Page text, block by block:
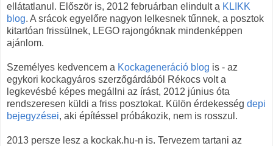
ellátatlanul. Először is, 2012 februárban elindult a KLIKK
blog. A srácok egyelőre nagyon lelkesnek tűnnek, a posztok
kitartóan frissülnek, LEGO rajongóknak mindenképpen
ajánlom.
Személyes kedvencem a Kockageneráció blog is - az
egykori kockagyáros szerzőgárdából Rékocs volt a
legkevésbé képes megállni az írást, 2012 június óta
rendszeresen küldi a friss posztokat. Külön érdekesség depi
bejegyzései, aki építéssel próbákozik, nem is rosszul.
2013 persze lesz a kockak.hu-n is. Tervezem tartani az